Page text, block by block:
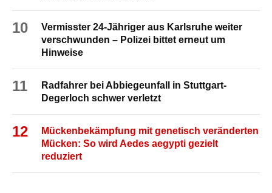
10
Vermisster 24-Jähriger aus Karlsruhe weiter
verschwunden – Polizei bittet erneut um
Hinweise
11
Radfahrer bei Abbiegeunfall in Stuttgart-
Degerloch schwer verletzt
12
Mückenbekämpfung mit genetisch veränderten
Mücken: So wird Aedes aegypti gezielt
reduziert